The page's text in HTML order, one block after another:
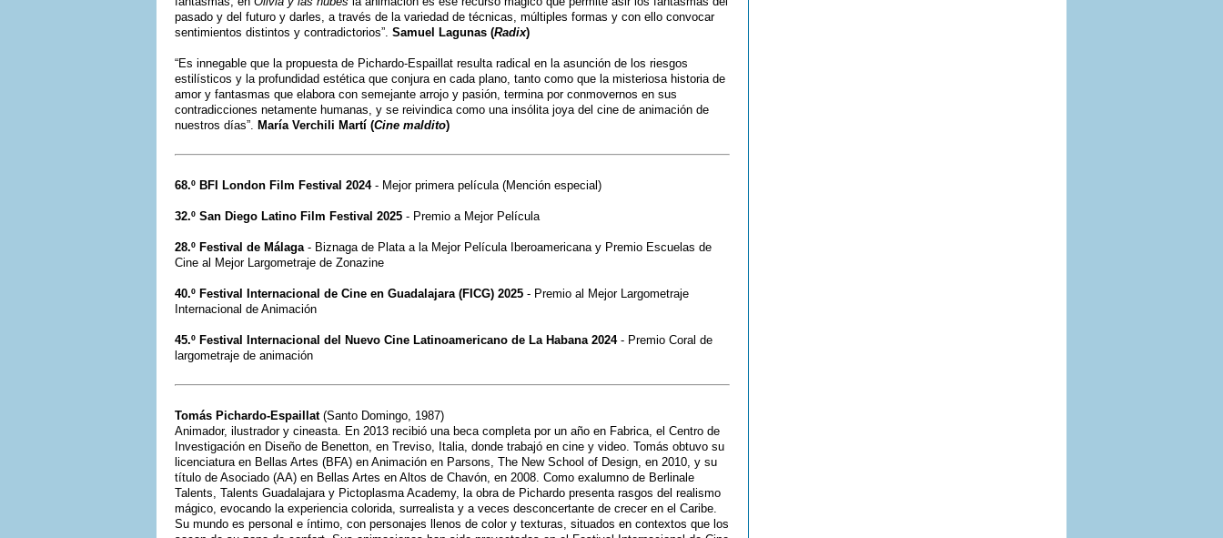
pasado y del futuro y darles, a través de la variedad de técnicas, múltiples formas y con ello convocar
sentimientos distintos y contradictorios”. Samuel Lagunas (Radix)
“Es innegable que la propuesta de Pichardo-Espaillat resulta radical en la asunción de los riesgos
estilísticos y la profundidad estética que conjura en cada plano, tanto como que la misteriosa historia de
amor y fantasmas que elabora con semejante arrojo y pasión, termina por conmovernos en sus
contradicciones netamente humanas, y se reivindica como una insólita joya del cine de animación de
nuestros días”. María Verchili Martí (Cine maldito)
68.º BFI London Film Festival 2024- Mejor primera película (Mención especial)
32.º San Diego Latino Film Festival 2025 - Premio a Mejor Película
28.º Festival de Málaga - Biznaga de Plata a la Mejor Película Iberoamericana y Premio Escuelas de
Cine al Mejor Largometraje de Zonazine
40.º Festival Internacional de Cine en Guadalajara (FICG) 2025 - Premio al Mejor Largometraje
Internacional de Animación
45.º Festival Internacional del Nuevo Cine Latinoamericano de La Habana 2024- Premio Coral de
largometraje de animación
Tomás Pichardo-Espaillat(Santo Domingo, 1987)
Animador, ilustrador y cineasta. En 2013 recibió una beca completa por un año en Fabrica, el Centro de
Investigación en Diseño de Benetton, en Treviso, Italia, donde trabajó en cine y video. Tomás obtuvo su
licenciatura en Bellas Artes (BFA) en Animación en Parsons, The New School of Design, en 2010, y su
título de Asociado (AA) en Bellas Artes en Altos de Chavón, en 2008. Como exalumno de Berlinale
Talents, Talents Guadalajara y Pictoplasma Academy, la obra de Pichardo presenta rasgos del realismo
mágico, evocando la experiencia colorida, surrealista y a veces desconcertante de crecer en el Caribe.
Su mundo es personal e íntimo, con personajes llenos de color y texturas, situados en contextos que los